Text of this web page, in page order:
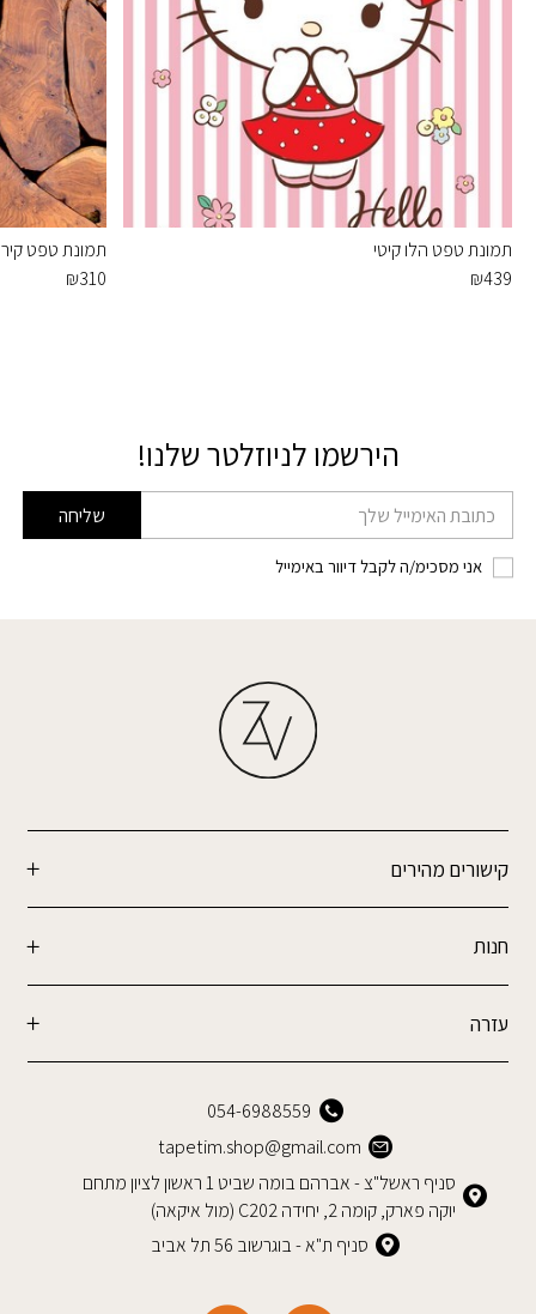
תמונת טפט הלו קיטי
₪439
תמונת טפט
₪310
הירשמו לניוזלטר שלנו!
דוא׳׳ל שליחה
אני מסכימ/ה לקבל דיוור באימייל
קישורים מהירים
חנות
עזרה
054-6988559
tapetim.shop@gmail.com
סניף ראשל"צ - אברהם בומה שביט 1 ראשון לציון מתחם
יוקה פארק, קומה 2, יחידה C202 (מול איקאה)
סניף ת"א - בוגרשוב 56 תל אביב